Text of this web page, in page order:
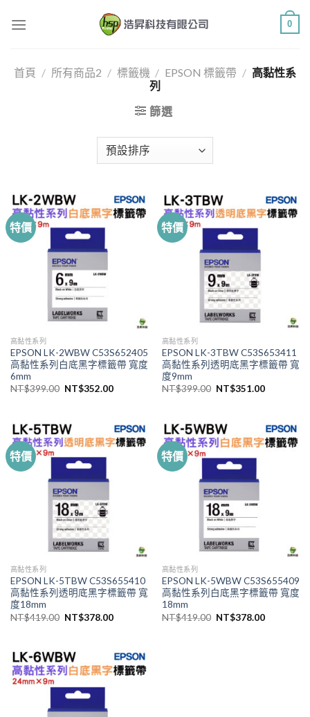
0
首頁 / 所有商品2 / 標籤機 / EPSON 標籤帶 / 高黏性系
列
篩選
特價
高黏性系列
EPSON LK-2WBW C53S652405
高黏性系列白底黑字標籤帶 寬度
6mm
NT$399.00 原
NT$399.00。
NT$352.00目
NT$352.00。
特價
高黏性系列
EPSON LK-3TBW C53S653411
高黏性系列透明底黑字標籤帶 寬
度9mm
NT$399.00 原
NT$399.00。
NT$351.00目
特價
高黏性系列
EPSON LK-5TBW C53S655410
高黏性系列透明底黑字標籤帶 寬
度18mm
NT$419.00 原
NT$419.00。
NT$378.00目
NT$378.00。
特價
高黏性系列
EPSON LK-5WBW C53S655409
高黏性系列白底黑字標籤帶 寬度
18mm
NT$419.00 原
NT$378.00目